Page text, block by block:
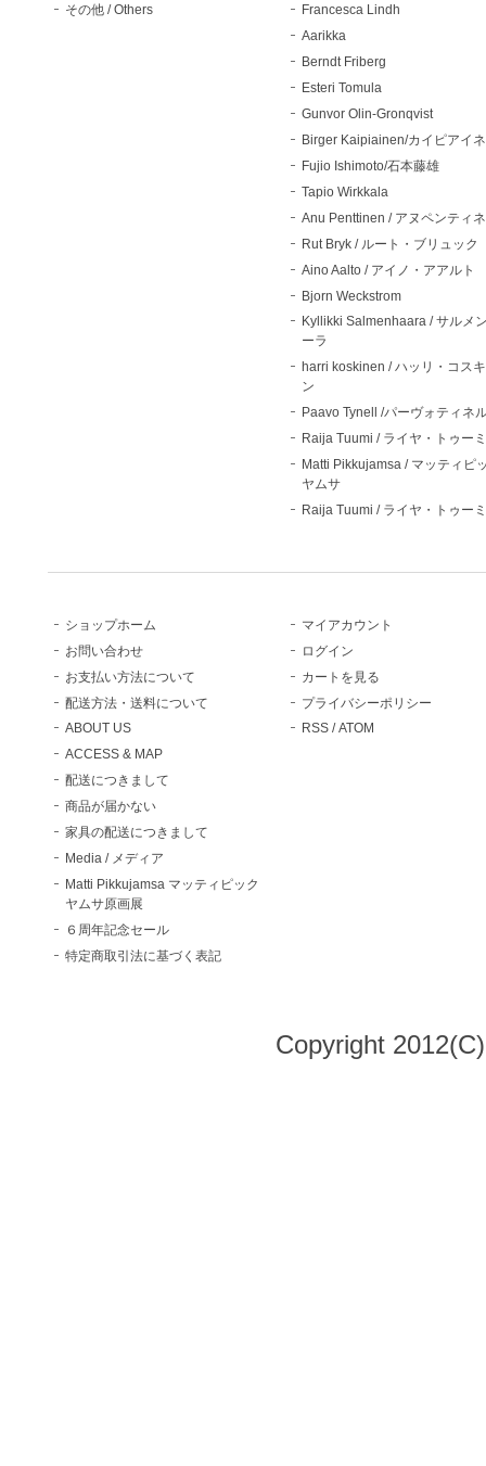
その他 / Others
Francesca Lindh
Aarikka
Berndt Friberg
Esteri Tomula
Gunvor Olin-Gronqvist
Birger Kaipiainen/カイピアイ
Fujio Ishimoto/石本藤雄
Tapio Wirkkala
Anu Penttinen / アヌペンティ
Rut Bryk / ルート・ブリュック
Aino Aalto / アイノ・アアルト
Bjorn Weckstrom
Kyllikki Salmenhaara / サルメ
ーラ
harri koskinen / ハッリ・コス
ン
Paavo Tynell /パーヴォティネ
Raija Tuumi / ライヤ・トゥーミ
Matti Pikkujamsa / マッティピ
ヤムサ
Raija Tuumi / ライヤ・トゥーミ
ショップホーム
お問い合わせ
お支払い方法について
配送方法・送料について
ABOUT US
ACCESS & MAP
配送につきまして
商品が届かない
家具の配送につきまして
Media / メディア
Matti Pikkujamsa マッティピック
ヤムサ原画展
６周年記念セール
特定商取引法に基づく表記
マイアカウント
ログイン
カートを見る
プライバシーポリシー
RSS/ATOM
Copyright